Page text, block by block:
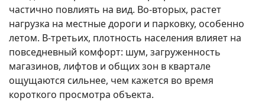
частично повлиять на вид. Во-вторых, растет
нагрузка на местные дороги и парковку, особенно
летом. В-третьих, плотность населения влияет на
повседневный комфорт: шум, загруженность
магазинов, лифтов и общих зон в квартале
ощущаются сильнее, чем кажется во время
короткого просмотра объекта.